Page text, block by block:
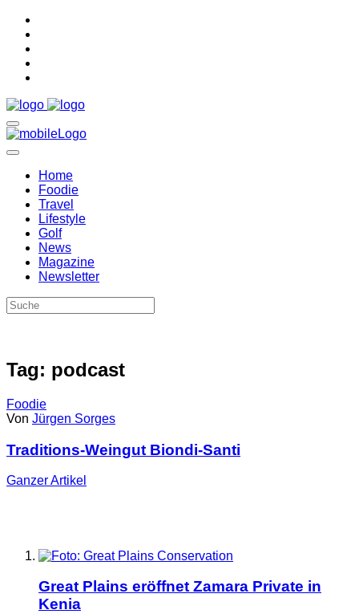
Home
Foodie
Travel
Lifestyle
Golf
News
Magazine
Newsletter
Tag: podcast
Foodie
Von Jürgen Sorges
Traditions-Weingut Biondi-Santi
GanzerArtikel
Great Plains eröffnet Zamara Private in
Kenia